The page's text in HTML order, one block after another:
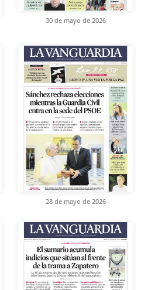
30 de mayo de 2026
28 de mayo de 2026